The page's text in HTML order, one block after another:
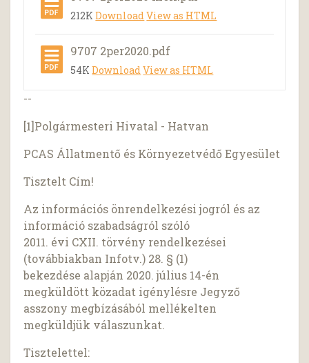
212KDownloadView as HTML
9707 2per2020.pdf
54KDownloadView as HTML
--
[1]Polgármesteri Hivatal - Hatvan
PCAS Állatmentő és Környezetvédő Egyesület
Tisztelt Cím!
Az információs önrendelkezési jogról és az
információ szabadságról szóló
2011. évi CXII. törvény rendelkezései
(továbbiakban Infotv.) 28. § (1)
bekezdése alapján 2020. július 14-én
megküldött közadat igénylésre Jegyző
asszony megbízásából mellékelten
megküldjük válaszunkat.
Tisztelettel: